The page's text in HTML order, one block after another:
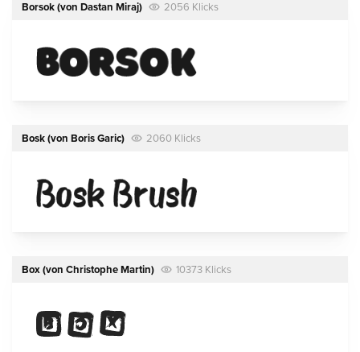
Borsok(von Dastan Miraj) 2056 Klicks
Bosk(von Boris Garic) 2060 Klicks
Box(von Christophe Martin) 10373 Klicks